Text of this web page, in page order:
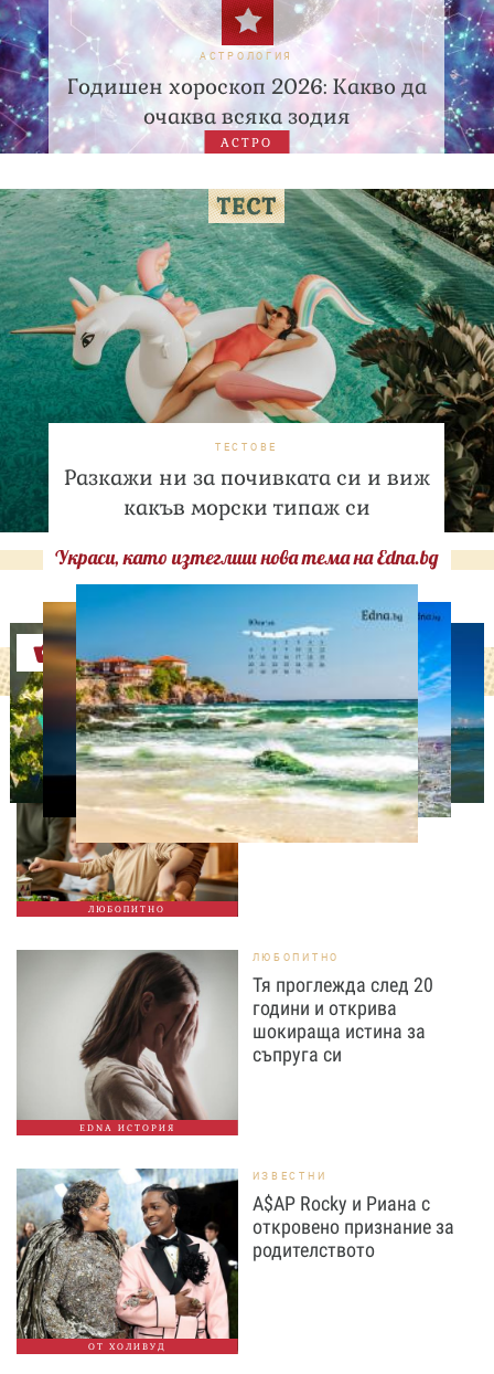
АСТРОЛОГИЯ
Годишен хороскоп 2026: Какво да
очаква всяка зодия
АСТРО
ТЕСТОВЕ
Разкажи ни за почивката си и виж
какъв морски типаж си
Украси, като изтеглиш нова тема на Edna.bg
Оферти
ЛЮБОПИТНО
ЛЮБОПИТНО
Тайната на добрата
вечеря не се крие в
сложната рецепта
EDNA ИСТОРИЯ
ЛЮБОПИТНО
Тя проглежда след 20
години и открива
шокираща истина за
съпруга си
ОТ ХОЛИВУД
ИЗВЕСТНИ
A$AP Rocky и Риана с
откровено признание за
родителството